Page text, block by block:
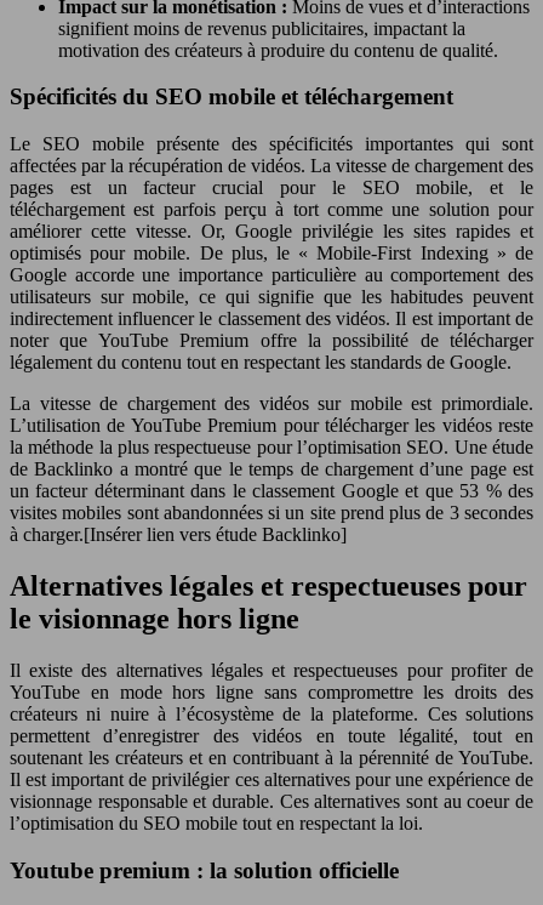
Impact sur la monétisation : Moins de vues et d’interactions
signifient moins de revenus publicitaires, impactant la
motivation des créateurs à produire du contenu de qualité.
Spécificités du SEO mobile et téléchargement
Le SEO mobile présente des spécificités importantes qui sont
affectées par la récupération de vidéos. La vitesse de chargement des
pages est un facteur crucial pour le SEO mobile, et le
téléchargement est parfois perçu à tort comme une solution pour
améliorer cette vitesse. Or, Google privilégie les sites rapides et
optimisés pour mobile. De plus, le « Mobile-First Indexing » de
Google accorde une importance particulière au comportement des
utilisateurs sur mobile, ce qui signifie que les habitudes peuvent
indirectement influencer le classement des vidéos. Il est important de
noter que YouTube Premium offre la possibilité de télécharger
légalement du contenu tout en respectant les standards de Google.
La vitesse de chargement des vidéos sur mobile est primordiale.
L’utilisation de YouTube Premium pour télécharger les vidéos reste
la méthode la plus respectueuse pour l’optimisation SEO. Une étude
de Backlinko a montré que le temps de chargement d’une page est
un facteur déterminant dans le classement Google et que 53 % des
visites mobiles sont abandonnées si un site prend plus de 3 secondes
à charger.[Insérer lien vers étude Backlinko]
Alternatives légales et respectueuses pour
le visionnage hors ligne
Il existe des alternatives légales et respectueuses pour profiter de
YouTube en mode hors ligne sans compromettre les droits des
créateurs ni nuire à l’écosystème de la plateforme. Ces solutions
permettent d’enregistrer des vidéos en toute légalité, tout en
soutenant les créateurs et en contribuant à la pérennité de YouTube.
Il est important de privilégier ces alternatives pour une expérience de
visionnage responsable et durable. Ces alternatives sont au coeur de
l’optimisation du SEO mobile tout en respectant la loi.
Youtube premium : la solution officielle